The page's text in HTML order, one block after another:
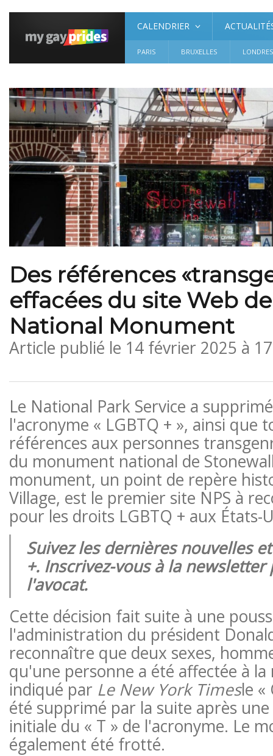
CALENDRIER
PARIS BRUXELLES LONDRES
Des références
effacées du site Web
National Monument
Article publié le 14 février 2025 à
Le National Park Service a
l'acronyme « LGBTQ + », ainsi que
références aux personnes
du monument national de
monument, un point de repère
Village, est le premier site NPS à
pour les droits LGBTQ + aux États-
Suivez les dernières nouvelles
+. Inscrivez-vous à la
l'avocat.
Cette décision fait suite à une
l'administration du président
reconnaître que deux sexes,
qu'une personne a été affectée à la
indiqué par Le New York Timesle «
été supprimé par la suite après
initiale du « T » de l'acronyme. Le
également été frotté.